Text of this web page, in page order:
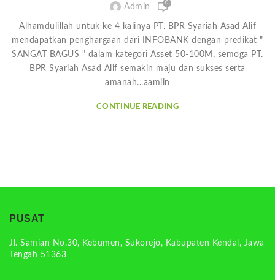
Admin 0
Alhamdulillah untuk ke 4 kalinya PT. BPR Syariah Asad Alif
mendapatkan penghargaan dari INFOBANK dengan predikat "
SANGAT BAGUS " dalam kategori Asset 50-100M, semoga PT.
BPR Syariah Asad Alif semakin maju dan sukses serta
amanah...aamiin
CONTINUE READING
PUSAT
Jl. Samian No.30, Kebumen, Sukorejo, Kabupaten Kendal, Jawa
Tengah 51363